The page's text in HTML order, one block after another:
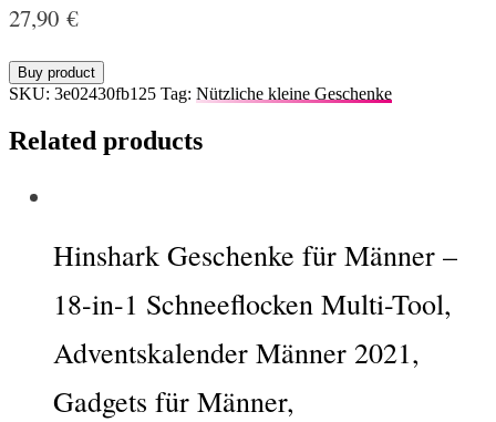
27,90 €
Buy product
SKU: 3e02430fb125 Tag: Nützliche kleine Geschenke
Related products
Hinshark Geschenke für Männer –
18-in-1 Schneeflocken Multi-Tool,
Adventskalender Männer 2021,
Gadgets für Männer,